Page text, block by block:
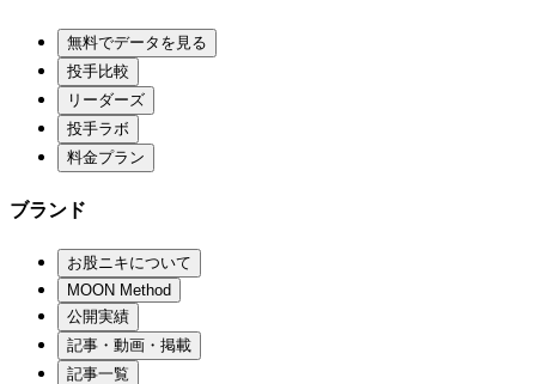
無料でデータを見る
投手比較
リーダーズ
投手ラボ
料金プラン
ブランド
お股ニキについて
MOON Method
公開実績
記事・動画・掲載
記事一覧